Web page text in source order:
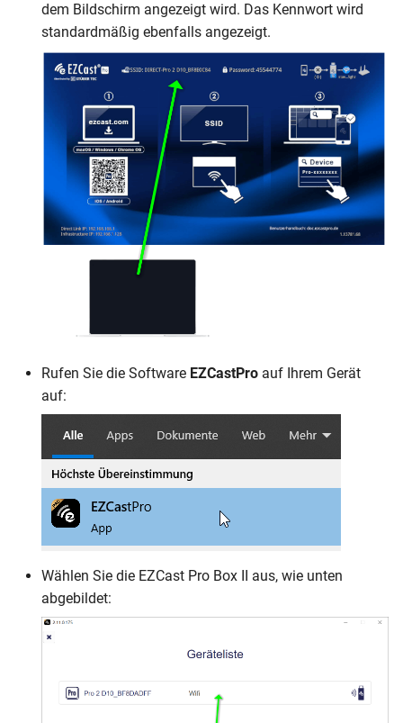
dem Bildschirm angezeigt wird. Das Kennwort wird
standardmäßig ebenfalls angezeigt.
Rufen Sie die Software EZCastPro auf Ihrem Gerät
auf:
Wählen Sie die EZCast Pro Box II aus, wie unten
abgebildet: